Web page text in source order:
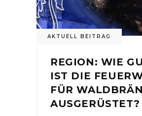
AKTUELL BEITRAG
REGION: WIE
IST DIE
FÜR
AUSGERÜSTET?